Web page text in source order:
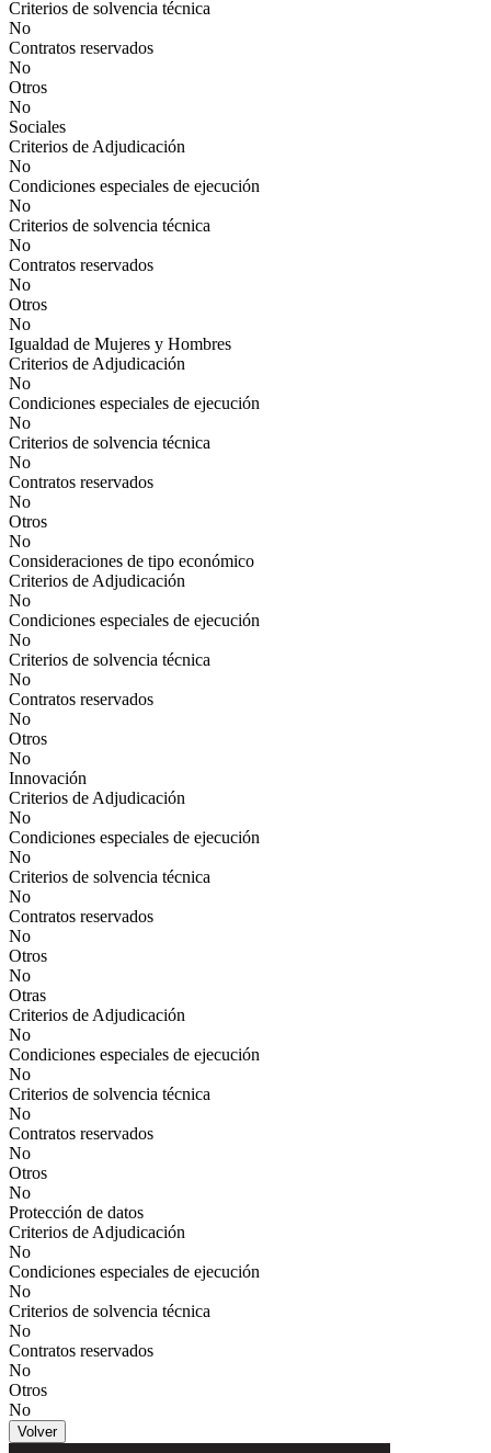
Criterios de solvencia técnica
No
Contratos reservados
No
Otros
No
Sociales
Criterios de Adjudicación
No
Condiciones especiales de ejecución
No
Criterios de solvencia técnica
No
Contratos reservados
No
Otros
No
Igualdad de Mujeres y Hombres
Criterios de Adjudicación
No
Condiciones especiales de ejecución
No
Criterios de solvencia técnica
No
Contratos reservados
No
Otros
No
Consideraciones de tipo económico
Criterios de Adjudicación
No
Condiciones especiales de ejecución
No
Criterios de solvencia técnica
No
Contratos reservados
No
Otros
No
Innovación
Criterios de Adjudicación
No
Condiciones especiales de ejecución
No
Criterios de solvencia técnica
No
Contratos reservados
No
Otros
No
Otras
Criterios de Adjudicación
No
Condiciones especiales de ejecución
No
Criterios de solvencia técnica
No
Contratos reservados
No
Otros
No
Protección de datos
Criterios de Adjudicación
No
Condiciones especiales de ejecución
No
Criterios de solvencia técnica
No
Contratos reservados
No
Otros
No
Volver